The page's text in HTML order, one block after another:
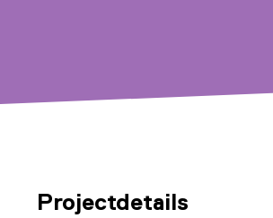
Projectdetails